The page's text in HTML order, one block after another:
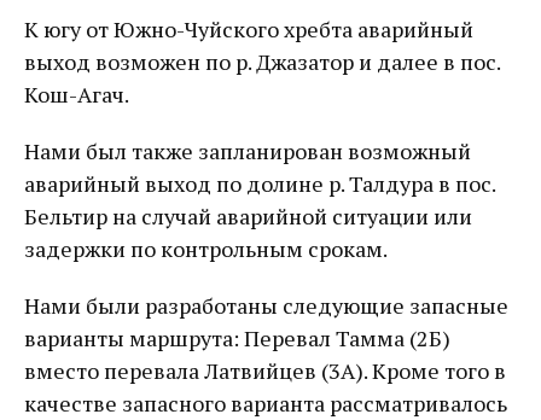
К югу от Южно-Чуйского хребта аварийный
выход возможен по р. Джазатор и далее в пос.
Кош-Агач.
Нами был также запланирован возможный
аварийный выход по долине р. Талдура в пос.
Бельтир на случай аварийной ситуации или
задержки по контрольным срокам.
Нами были разработаны следующие запасные
варианты маршрута: Перевал Тамма (2Б)
вместо перевала Латвийцев (3А). Кроме того в
качестве запасного варианта рассматривалось